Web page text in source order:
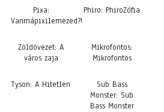
Pixa:
Vanmápixilemezed?!
Phiro: PhiroZófia
Zöldövezet: A
város zaja
Mikrofontos:
Mikrofontos
Tyson: A Hitetlen
Sub Bass
Monster: Sub
Bass Monster